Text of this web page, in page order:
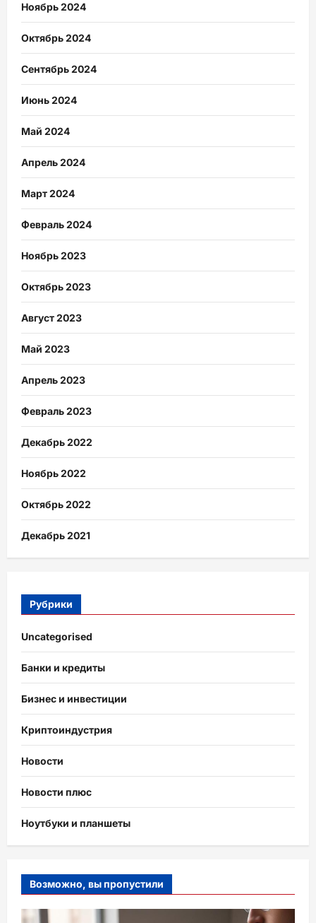
Ноябрь 2024
Октябрь 2024
Сентябрь 2024
Июнь 2024
Май 2024
Апрель 2024
Март 2024
Февраль 2024
Ноябрь 2023
Октябрь 2023
Август 2023
Май 2023
Апрель 2023
Февраль 2023
Декабрь 2022
Ноябрь 2022
Октябрь 2022
Декабрь 2021
Рубрики
Uncategorised
Банки и кредиты
Бизнес и инвестиции
Криптоиндустрия
Новости
Новости плюс
Ноутбуки и планшеты
Возможно, вы пропустили